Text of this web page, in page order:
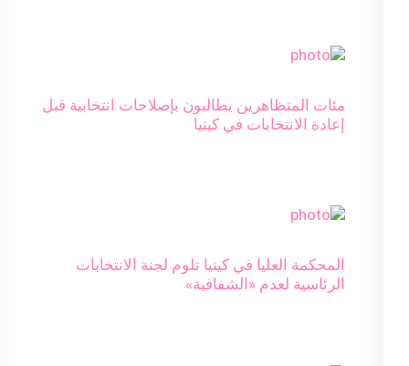
مئات المتظاهرين يطالبون بإصلاحات انتخابية قبل
إعادة الانتخابات في كينيا
المحكمة العليا في كينيا تلوم لجنة الانتخابات
الرئاسية لعدم «الشفافية»